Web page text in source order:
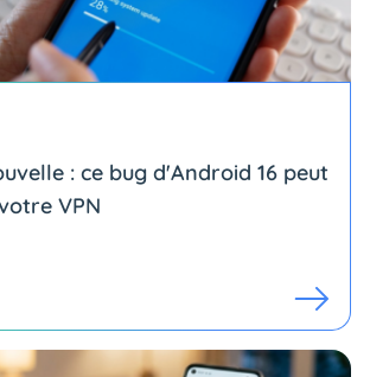
: ce bug d'Android 16 peut
VPN